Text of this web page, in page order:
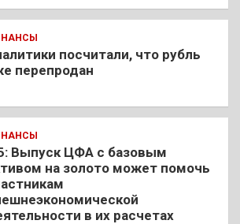
посчитали, что рубль
перепродан
Выпуск ЦФА с базовым
на золото может помочь
в их расчетах